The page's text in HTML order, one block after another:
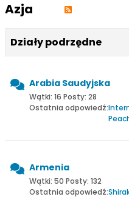
Azja
Działy podrzędne
Arabia Saudyjska
Wątki: 16 Posty: 28
Ostatnia odpowiedź:
Armenia
Wątki: 50 Posty: 132
Ostatnia odpowiedź: